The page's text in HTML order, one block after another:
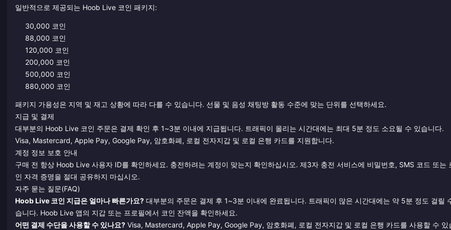
일반적으로 제공되는 Hoob Live 코인 패키지:
30,000 코인
88,000 코인
120,000 코인
200,000 코인
500,000 코인
880,000 코인
패키지 가용성은 지역 및 재고 상황에 따라 다를 수 있습니다. 선물 및 음성 채팅방 활동 수준에 맞는 단위를 선택하세요.
지급 및 결제
대부분의 Hoob Live 코인 주문은 결제 확인 후 1~3분 이내에 지급됩니다. 트래픽이 몰리는 시간대에는 최대 5분 정도 소요될 수 있습니다.
Visa, Mastercard, Apple Pay, Google Pay, 암호화폐, 로컬 전자지갑 및 로컬 은행 카드를 지원합니다.
계정 정보 보호 안내
구매 전 항상 Hoob Live 사용자 ID를 확인하세요. 충전하려는 계정이 맞는지 확인하십시오. 제3자 충전 서비스에 비밀번호, SMS 코드 또는
인 자격 증명을 절대 공유하지 마십시오.
자주 묻는 질문(FAQ)
Hoob Live 코인 지급은 얼마나 빠른가요? 대부분의 주문은 결제 후 1~3분 이내에 완료됩니다. 트래픽이 많은 시간대에는 약 5분 정도 걸릴
습니다. Hoob Live 앱의 지갑 또는 프로필에서 코인 잔액을 확인하세요.
어떤 결제 수단을 사용할 수 있나요? Visa, Mastercard, Apple Pay, Google Pay, 암호화폐, 로컬 전자지갑 및 로컬 은행 카드를 사용할 수 있